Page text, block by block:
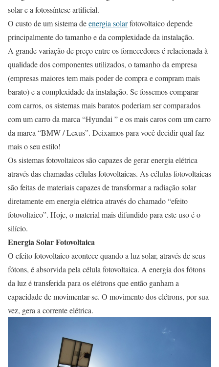
solar e a fotossíntese artificial.
O custo de um sistema deenergia solarfotovoltaico depende
principalmente do tamanho e da complexidade da instalação.
A grande variação de preço entre os fornecedores é relacionada à
qualidade dos componentes utilizados, o tamanho da empresa
(empresas maiores tem mais poder de compra e compram mais
barato) e a complexidade da instalação. Se fossemos comparar
com carros, os sistemas mais baratos poderiam ser comparados
com um carro da marca “Hyundai ” e os mais caros com um carro
da marca “BMW / Lexus”. Deixamos para você decidir qual faz
mais o seu estilo!
Os sistemas fotovoltaicos são capazes de gerar energia elétrica
através das chamadas células fotovoltaicas. As células fotovoltaicas
são feitas de materiais capazes de transformar a radiação solar
diretamente em energia elétrica através do chamado “efeito
fotovoltaico”. Hoje, o material mais difundido para este uso é o
silício.
Energia Solar Fotovoltaica
O efeito fotovoltaico acontece quando a luz solar, através de seus
fótons, é absorvida pela célula fotovoltaica. A energia dos fótons
da luz é transferida para os elétrons que então ganham a
capacidade de movimentar-se. O movimento dos elétrons, por sua
vez, gera a corrente elétrica.